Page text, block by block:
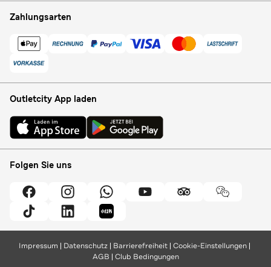
Zahlungsarten
Outletcity App laden
Folgen Sie uns
Impressum Datenschutz Barrierefreiheit Cookie-Einstellungen
AGB
Club Bedingungen